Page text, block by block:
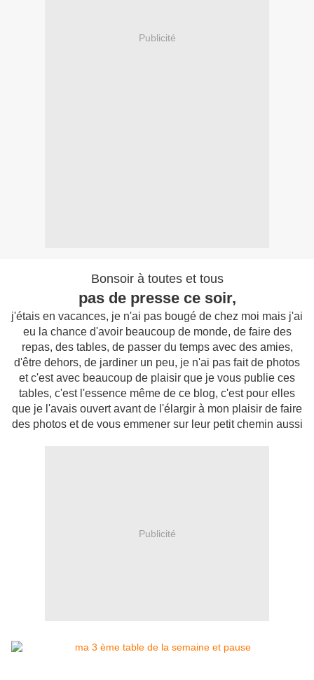
Publicité
Bonsoir à toutes et tous
pas de presse ce soir,
j'étais en vacances, je n'ai pas bougé de chez moi mais j'ai
eu la chance d'avoir beaucoup de monde, de faire des
repas, des tables, de passer du temps avec des amies,
d'être dehors, de jardiner un peu, je n'ai pas fait de photos
et c'est avec beaucoup de plaisir que je vous publie ces
tables, c'est l'essence même de ce blog, c'est pour elles
que je l'avais ouvert avant de l'élargir à mon plaisir de faire
des photos et de vous emmener sur leur petit chemin aussi
Publicité